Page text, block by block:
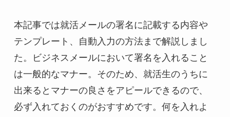
本記事では就活メールの署名に記載する内容や
テンプレート、自動入力の方法まで解説しまし
た。ビジネスメールにおいて署名を入れること
は一般的なマナー。そのため、就活生のうちに
出来るとマナーの良さをアピールできるので、
必ず入れておくのがおすすめです。何を入れよ